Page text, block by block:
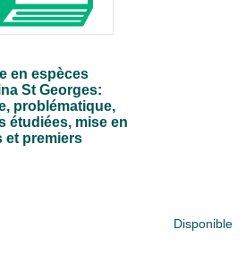
en espèces
St Georges:
problématique,
étudiées, mise en
et premiers
Disponible